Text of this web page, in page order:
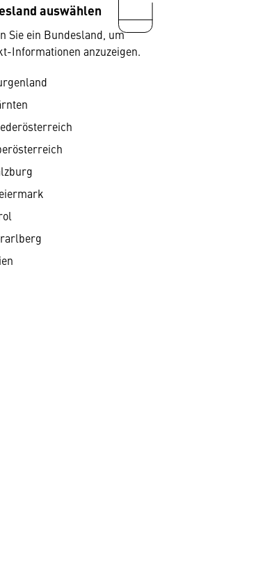
auswählen
Sie ein Bundesland, um
Informationen anzuzeigen.